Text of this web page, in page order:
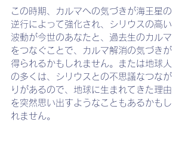
この時期、カルマへの気づきが海王星の
逆行によって強化され、シリウスの高い
波動が今世のあなたと、過去生のカルマ
をつなぐことで、カルマ解消の気づきが
得られるかもしれません。または地球人
の多くは、シリウスとの不思議なつなが
りがあるので、地球に生まれてきた理由
を突然思い出すようなこともあるかもし
れません。